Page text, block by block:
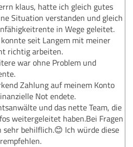
klaus, hatte ich gleich gutes
Situation verstanden und gleich
in Wege geleitet.
seit Langem mit meiner
richtig arbeiten.
war ohne Problem und
Zahlung auf meinem Konto
Not endete.
und das nette Team, die
weitergeleitet haben.Bei Fragen
behilflich.😊 Ich würde diese